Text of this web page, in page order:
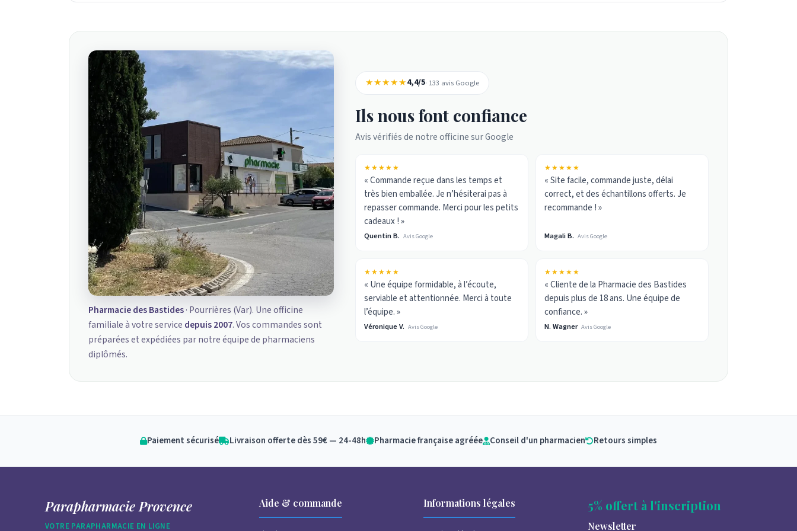
Pharmacie des Bastides· Pourrières (Var). Une officine
familiale à votre service depuis 2007. Vos commandes sont
préparées et expédiées par notre équipe de pharmaciens
diplômés.
★★★★★4,4/5· 133 avis Google
Ils nous font confiance
Avis vérifiés de notre officine sur Google
★★★★★
« Commande reçue dans les temps et
très bien emballée. Je n’hésiterai pas à
repasser commande. Merci pour les petits
cadeaux ! »
Quentin B. Avis Google
★★★★★
« Site facile, commande juste, délai
correct, et des échantillons offerts. Je
recommande ! »
Magali B. Avis Google
★★★★★
« Une équipe formidable, à l’écoute,
serviable et attentionnée. Merci à toute
l’équipe. »
Véronique V. Avis Google
★★★★★
« Cliente de la Pharmacie des Bastides
depuis plus de 18 ans. Une équipe de
confiance. »
N. Wagner Avis Google
Paiement sécurisé Livraison offerte dès 59€ — 24-48h Pharmacie française agréée Conseil d'un pharmacien Retours simples
Parapharmacie Provence
VOTRE PARAPHARMACIE EN LIGNE
Aide & commande Informations légales 5% offert à l'inscription
Newsletter